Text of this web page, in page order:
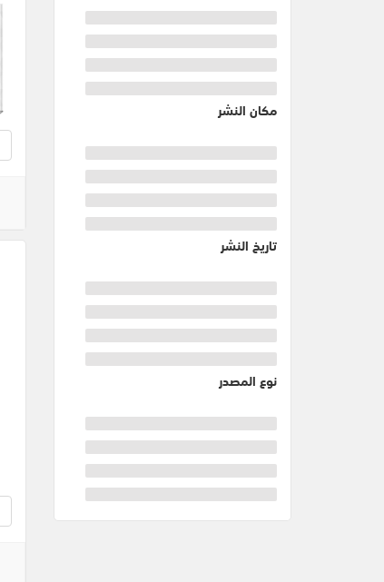
مكان النشر
تاريخ النشر
نوع المصدر